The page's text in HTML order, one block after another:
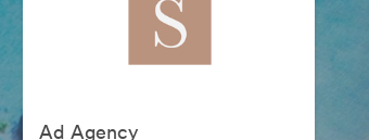
Ad Agency